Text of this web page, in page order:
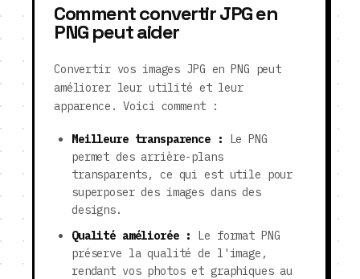
Comment convertir JPG en
PNG peut aider
Convertir vos images JPG en PNG peut
améliorer leur utilité et leur
apparence. Voici comment :
Meilleure transparence : Le PNG
permet des arrière-plans
transparents, ce qui est utile pour
superposer des images dans des
designs.
Qualité améliorée :
Le format PNG
préserve la qualité de l'image,
rendant vos photos et graphiques au